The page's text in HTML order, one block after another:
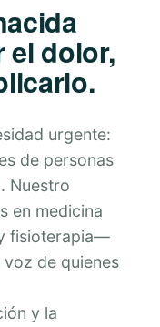
el dolor,
urgente:
de personas
Nuestro
en medicina
fisioterapia—
de quienes
y la